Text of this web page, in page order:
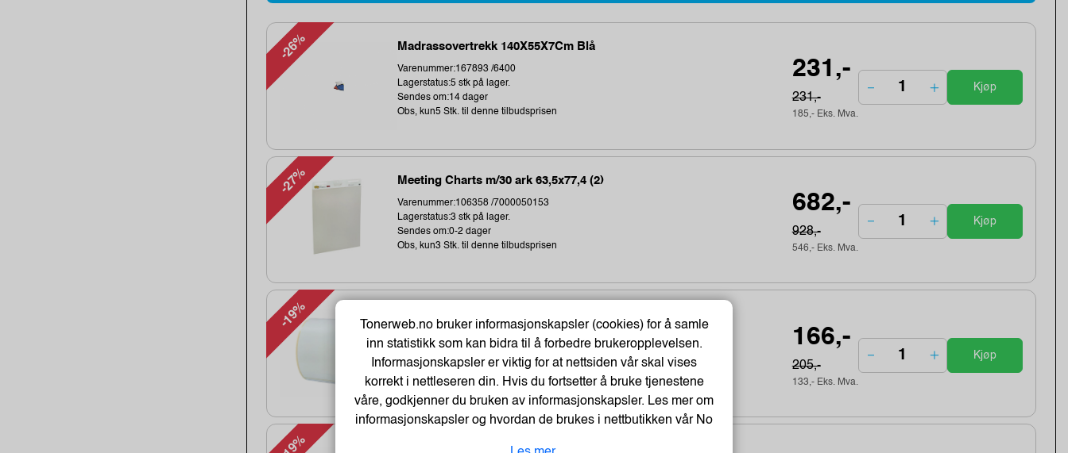
-26% Madrassovertrekk 140X55X7Cm Blå
Varenummer:167893 /6400
Lagerstatus:5 stk på lager.
Sendes om:14 dager
Obs, kun5 Stk. til denne tilbudsprisen
231,-
231,-
185,- Eks. Mva.
Kjøp
-27% Meeting Charts m/30 ark 63,5x77,4 (2)
Varenummer:106358 /7000050153
Lagerstatus:3 stk på lager.
Sendes om:0-2 dager
Obs, kun3 Stk. til denne tilbudsprisen
682,-
928,-
546,- Eks. Mva.
Kjøp
-19%
Varenummer:243896 /1315306-002
Sendes om:1-3 dager
Obs, kun3 Stk. til denne tilbudsprisen
166,-
205,-
133,- Eks. Mva.
Kjøp
Direct thermal receipt roll 101,6 mm wide, 32,2 meter length
Tonerweb.no bruker informasjonskapsler (cookies) for å samle
inn statistikk som kan bidra til å forbedre brukeropplevelsen.
Informasjonskapsler er viktig for at nettsiden vår skal vises
korrekt i nettleseren din. Hvis du fortsetter å bruke tjenestene
våre, godkjenner du bruken av informasjonskapsler. Les mer om
informasjonskapsler og hvordan de brukes i nettbutikken vårNo